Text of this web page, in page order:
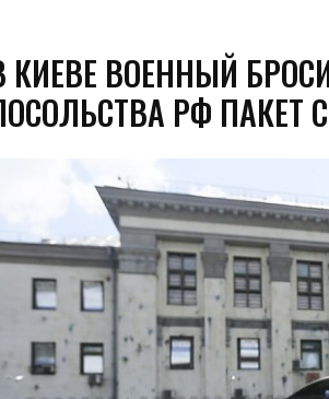
КИЕВЕ ВОЕННЫЙ
РФ ПАКЕТ